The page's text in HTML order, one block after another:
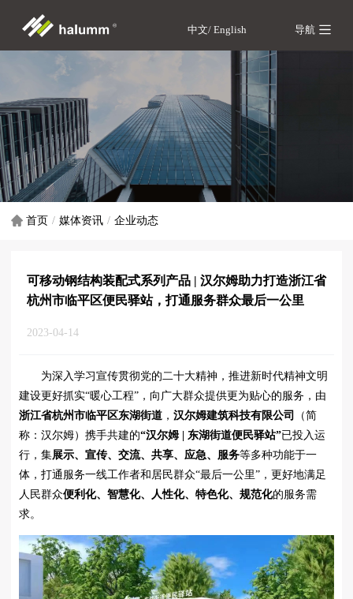
中文/ English 导航
首页 媒体资讯 企业动态
可移动钢结构装配式系列产品 | 汉尔姆助力打造浙江省
杭州市临平区便民驿站，打通服务群众最后一公里
2023-04-14
为深入学习宣传贯彻党的二十大精神，推进新时代精神文明
建设更好抓实“暖心工程”，向广大群众提供更为贴心的服务，由
浙江省杭州市临平区东湖街道 ， 汉尔姆建筑科技有限公司
（简
称：汉尔姆）携手共建的“汉尔姆 | 东湖街道便民驿站”已投入运
行，集展示、宣传、交流、共享、应急、服务等多种功能于一
体，打通服务一线工作者和居民群众“最后一公里”，更好地满足
人民群众便利化、智慧化、人性化、特色化、规范化的服务需
求。